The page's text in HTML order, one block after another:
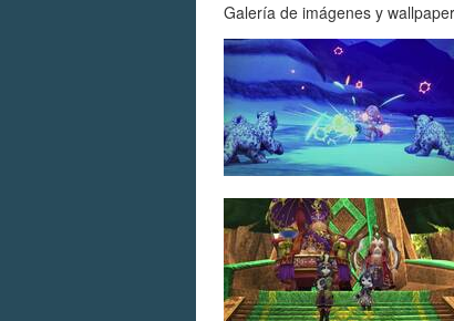
Galería de imágenes y